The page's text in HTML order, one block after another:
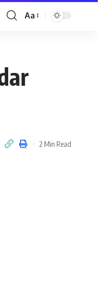
Aa
2 Min Read